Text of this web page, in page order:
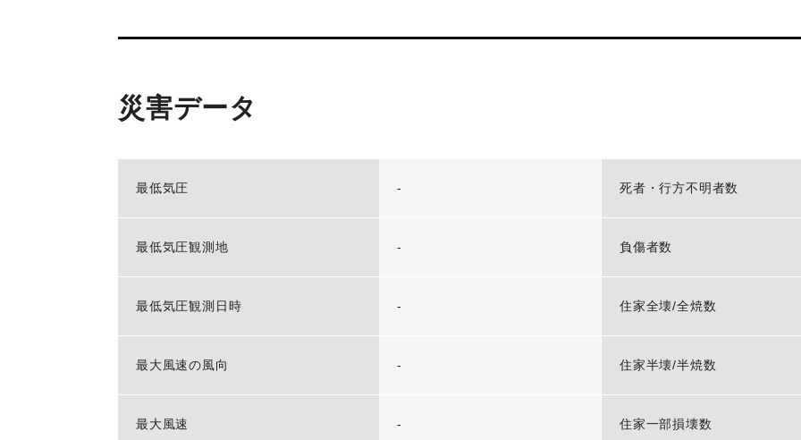
災害データ
最低気圧 -
最低気圧観測地 -
最低気圧観測日時 -
最大風速の風向 -
最大風速 -
死者・行方不明者数
負傷者数
住家全壊/全焼数
住家半壊/半焼数
住家一部損壊数